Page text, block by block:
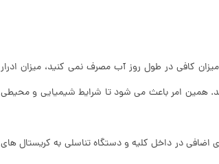
کافی در طول روز آب مصرف نمی کنید، میزان ادرار
همین امر باعث می شود تا شرایط شیمیایی و محیطی
در داخل کلیه و دستگاه تناسلی به کریستال های